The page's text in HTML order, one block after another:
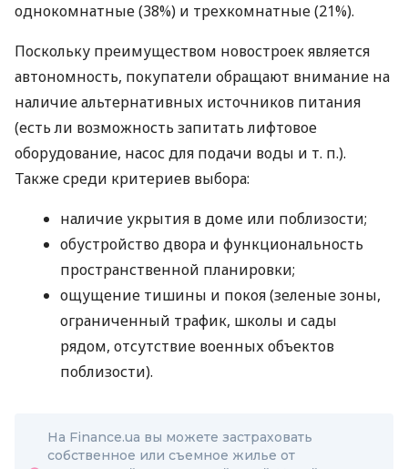
однокомнатные (38%) и трехкомнатные (21%).
Поскольку преимуществом новостроек является
автономность, покупатели обращают внимание на
наличие альтернативных источников питания
(есть ли возможность запитать лифтовое
оборудование, насос для подачи воды и т. п.).
Также среди критериев выбора:
наличие укрытия в доме или поблизости;
обустройство двора и функциональность
пространственной планировки;
ощущение тишины и покоя (зеленые зоны,
ограниченный трафик, школы и сады
рядом, отсутствие военных объектов
поблизости).
На Finance.ua вы можете застраховать
собственное или съемное жилье от